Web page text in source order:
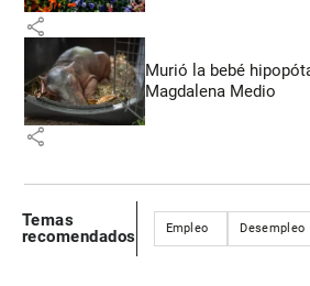
share
Murió la bebé
Magdalena Medio
share
Temas
recomendados
Empleo Desempleo